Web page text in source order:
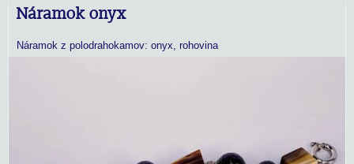
Náramok onyx
Náramok z polodrahokamov: onyx, rohovina